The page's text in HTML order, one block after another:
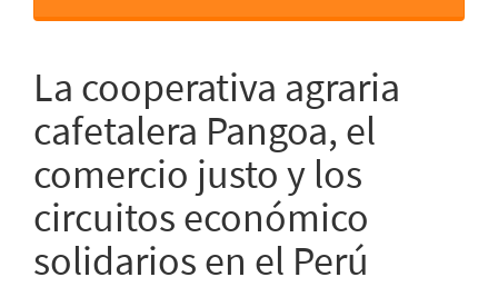
La cooperativa agraria
cafetalera Pangoa, el
comercio justo y los
circuitos económico
solidarios en el Perú